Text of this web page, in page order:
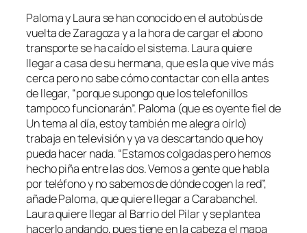
Paloma y Laura se han conocido en el autobús de
vuelta de Zaragoza y a la hora de cargar el abono
transporte se ha caído el sistema. Laura quiere
llegar a casa de su hermana, que es la que vive más
cerca pero no sabe cómo contactar con ella antes
de llegar, “porque supongo que los telefonillos
tampoco funcionarán”. Paloma (que es oyente fiel de
Un tema al día, estoy también me alegra oírlo)
trabaja en televisión y ya va descartando que hoy
pueda hacer nada. “Estamos colgadas pero hemos
hecho piña entre las dos. Vemos a gente que habla
por teléfono y no sabemos de dónde cogen la red”,
añade Paloma, que quiere llegar a Carabanchel.
Laura quiere llegar al Barrio del Pilar y se plantea
hacerlo andando, pues tiene en la cabeza el mapa